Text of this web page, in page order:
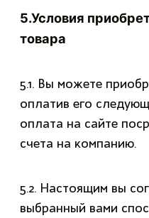
5.Условия
товара
5.1. Вы можете
оплатив его
оплата на сайте
счета на компанию.
5.2. Настоящим вы
выбранный вами